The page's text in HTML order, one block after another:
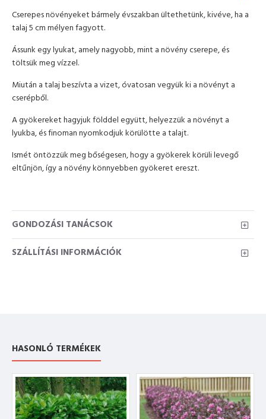
Cserepes növényeket bármely évszakban ültethetünk, kivéve, ha a
talaj 5 cm mélyen fagyott.
Ássunk egy lyukat, amely nagyobb, mint a növény cserepe, és
töltsük meg vízzel.
Miután a talaj beszívta a vizet, óvatosan vegyük ki a növényt a
cserépből.
A gyökereket hagyjuk földdel együtt, helyezzük a növényt a
lyukba, és finoman nyomkodjuk körülötte a talajt.
Ismét öntözzük meg bőségesen, hogy a gyökerek körüli levegő
eltűnjön, így a növény könnyebben gyökeret ereszt.
GONDOZÁSI TANÁCSOK
SZÁLLÍTÁSI INFORMÁCIÓK
HASONLÓ TERMÉKEK